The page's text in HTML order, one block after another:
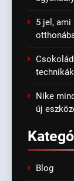
5 jel, ami
Nike
új
Blog